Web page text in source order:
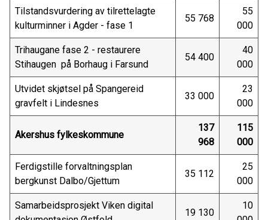
Tilstandsvurdering av tilrettelagte
kulturminner i Agder - fase 1
55 768
55
000
Trihaugane fase 2 - restaurere
Stihaugen på Borhaug i Farsund
54 400
40
000
Utvidet skjøtsel på Spangereid
gravfelt i Lindesnes
33 000
23
000
Akershus fylkeskommune
137
968
115
000
Ferdigstille forvaltningsplan
bergkunst Dalbo/Gjettum
35 112
25
000
Samarbeidsprosjekt Viken digital
19 130
10